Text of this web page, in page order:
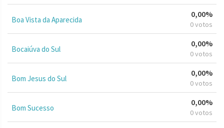
Boa Vista da Aparecida
0,00%
0 votos
Bocaiúva do Sul
0,00%
0 votos
Bom Jesus do Sul
0,00%
0 votos
Bom Sucesso
0,00%
0 votos